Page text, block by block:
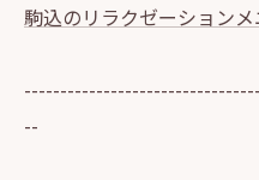
駒込のリラクゼーションメ
--